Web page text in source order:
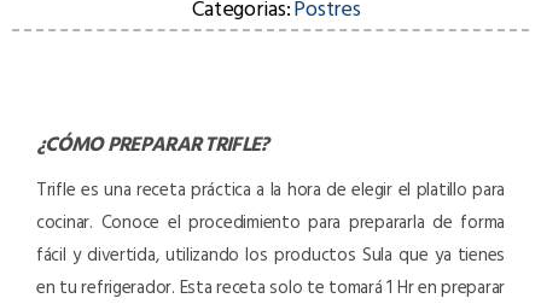
Categorias:Postres
¿CÓMO PREPARARTRIFLE?
Trifle es una receta práctica a la hora de elegir el platillo para
cocinar. Conoce el procedimiento para prepararla de forma
fácil y divertida, utilizando los productos Sula que ya tienes
en tu refrigerador. Esta receta solo te tomará 1 Hr en preparar